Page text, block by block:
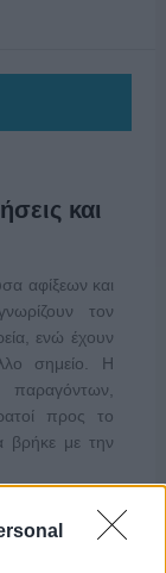
και
αφίξεων και
τον
ενώ έχουν
σημείο. Η
παραγόντων,
προς το
βρήκε με την